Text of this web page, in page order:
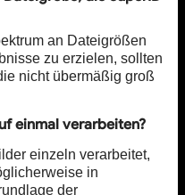
an Dateigrößen
zu erzielen, sollten
nicht übermäßig groß
einmal verarbeiten?
einzeln verarbeitet,
in
der